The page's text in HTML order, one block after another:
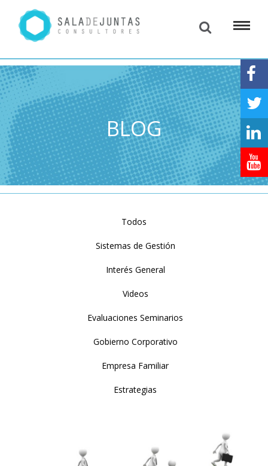
BLOG
Todos
Sistemas de Gestión
Interés General
Videos
Evaluaciones Seminarios
Gobierno Corporativo
Empresa Familiar
Estrategias